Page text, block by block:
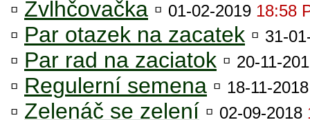
▫ Zvlhčovačka ▫ 01-02-2019 18:58
▫ Par otazek na zacatek ▫ 31-
▫ Par rad na zaciatok ▫ 20-11-
▫ Regulerní semena ▫ 18-11-
▫ Zelenáč se zelení ▫ 02-09-2018